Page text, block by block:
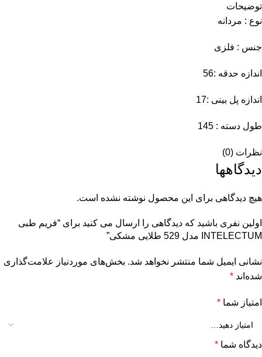
توضیحات
نوع : مردانه
جنس : فلزی
اندازه حدقه :56
اندازه پل بینی :17
طول دسته : 145
نظرات (0)
دیدگاهها
هیچ دیدگاهی برای این محصول نوشته نشده است.
اولین نفری باشید که دیدگاهی را ارسال می کنید برای “فریم طبی
INTELECTUM مدل 529 طلایی مشکی”
نشانی ایمیل شما منتشر نخواهد شد. بخش‌های موردنیاز علامت‌گذاری
شده‌اند *
امتیاز شما *
دیدگاه شما *